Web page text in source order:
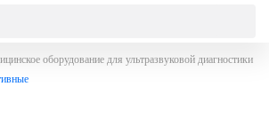
оборудование для ультразвуковой диагностики